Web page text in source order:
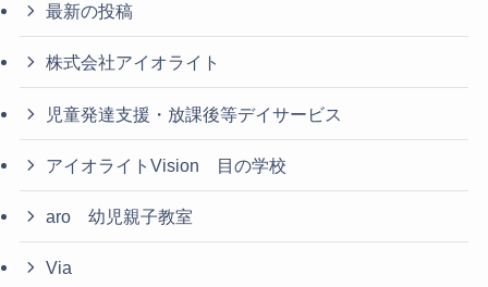
最新の投稿
株式会社アイオライト
児童発達支援・放課後等デイサービス
アイオライトVision 目の学校
aro 幼児親子教室
Via